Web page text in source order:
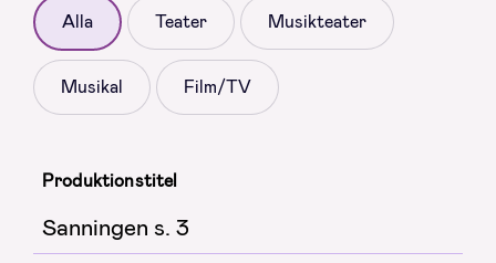
Alla Teater Musikteater
Musikal Film/TV
Produktionstitel
Sanningen s. 3